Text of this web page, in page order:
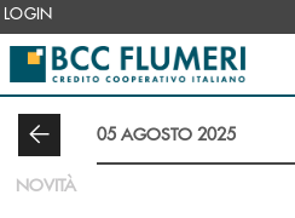
Salta al contenuto principale
LOGIN
05 AGOSTO 2025
NOVITÀ